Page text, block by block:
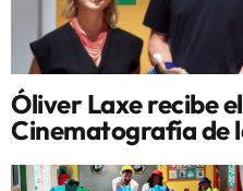
Óliver Laxe recibe
Cinematografía de